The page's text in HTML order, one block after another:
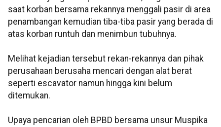
saat korban bersama rekannya menggali pasir di area
penambangan kemudian tiba-tiba pasir yang berada di
atas korban runtuh dan menimbun tubuhnya.
Melihat kejadian tersebut rekan-rekannya dan pihak
perusahaan berusaha mencari dengan alat berat
seperti escavator namun hingga kini belum
ditemukan.
Upaya pencarian oleh BPBD bersama unsur Muspika